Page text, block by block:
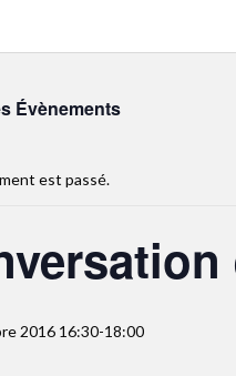
Évènements
est passé.
2016 16:30-18:00